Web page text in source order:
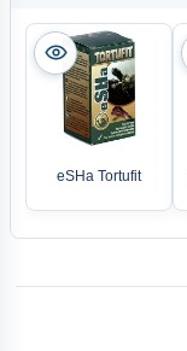
eSHa Tortufit